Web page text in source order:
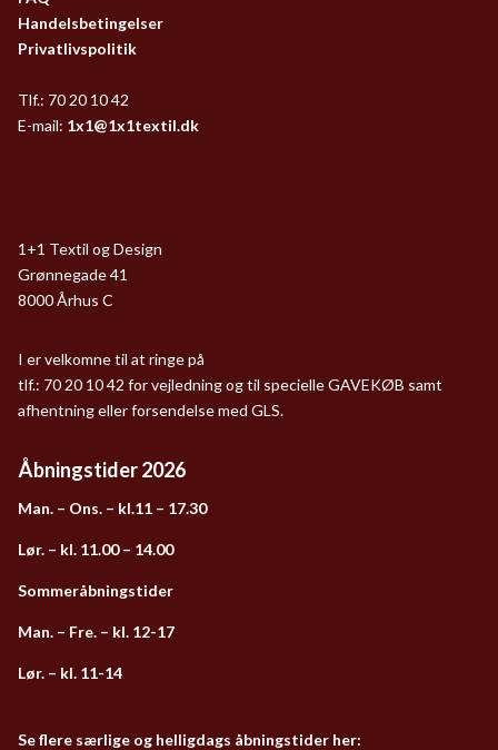
Handelsbetingelser
Privatlivspolitik
Tlf.: 70 20 10 42
E-mail: 1x1@1x1textil.dk
1+1 Textil og Design
Grønnegade 41
8000 Århus C
I er velkomne til at ringe på
tlf.: 70 20 10 42 for vejledning og til specielle GAVEKØB samt
afhentning eller forsendelse med GLS.
Åbningstider 2026
Man. – Ons. – kl.11 – 17.30
Lør. – kl. 11.00 – 14.00
Sommeråbningstider
Man. – Fre. – kl. 12-17
Lør. – kl. 11-14
Se flere særlige og helligdags åbningstider her: